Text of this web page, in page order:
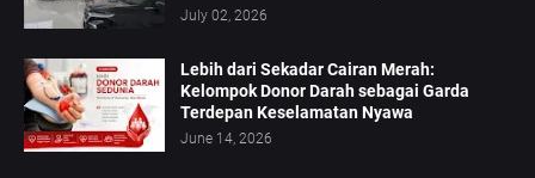
July 02, 2026
Lebih dari Sekadar Cairan Merah:
Kelompok Donor Darah sebagai Garda
Terdepan Keselamatan Nyawa
June 14, 2026